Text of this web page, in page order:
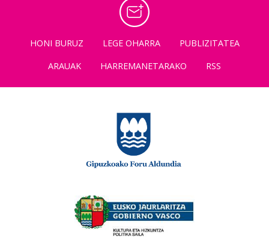
HONI BURUZ LEGE OHARRA
PUBLIZITATEA
ARAUAK
HARREMANETARAKO RSS